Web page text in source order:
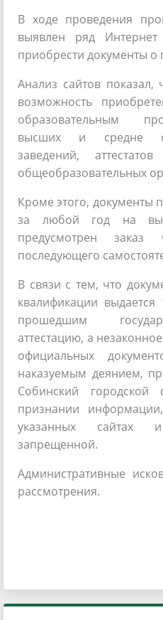
В ходе проведения
выявлен ряд
приобрести документы
Анализ сайтов показал,
возможность
образовательным
высших и средне
заведений,
общеобразовательных
Кроме этого, документы
за любой год на
предусмотрен
последующего
В связи с тем, что
квалификации
прошедшим
аттестацию, а
официальных
наказуемым деянием,
Собинский
признании
указанных сайтах
запрещенной.
Административные
рассмотрения.